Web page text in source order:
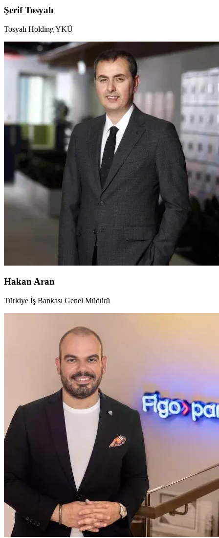
Şerif Tosyalı
Tosyalı Holding YKÜ
Hakan Aran
Türkiye İş Bankası Genel Müdürü